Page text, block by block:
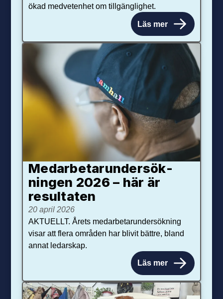
ökad medvetenhet om tillgänglighet.
Läs mer
Medarbetar­under­sök­
ningen 2026 – här är
resultaten
20 april 2026
AKTUELLT. Årets medarbetarundersökning
visar att flera områden har blivit bättre, bland
annat ledarskap.
Läs mer